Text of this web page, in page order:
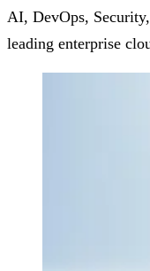
AI, DevOps,
leading enterprise